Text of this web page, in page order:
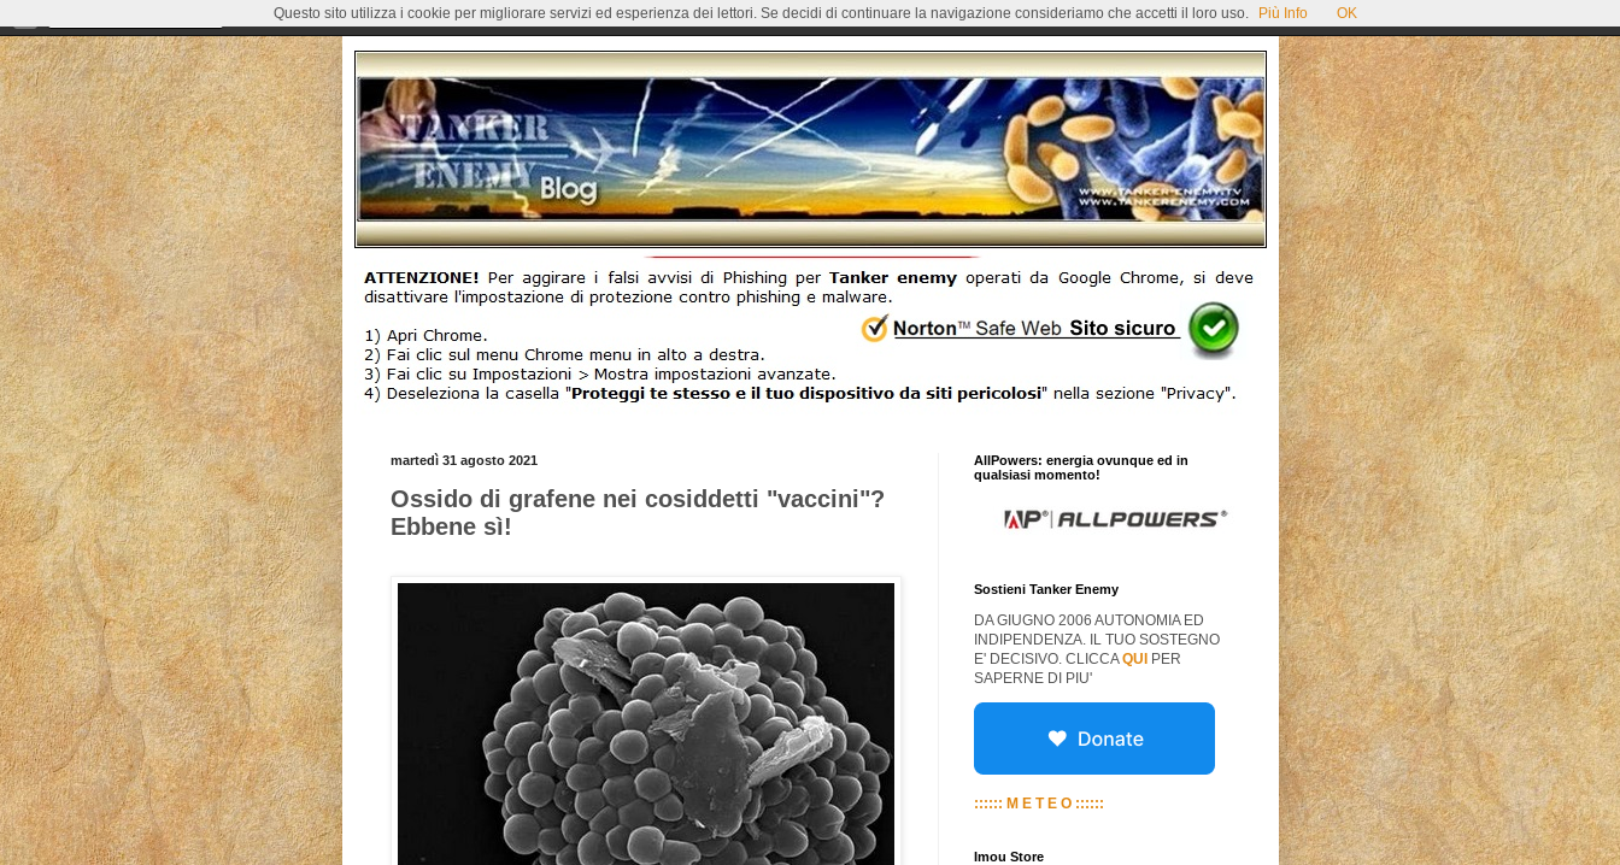
martedì 31 agosto 2021
Ossido di grafene nei cosiddetti "vaccini"?
Ebbene sì!
AllPowers: energia ovunque ed in
qualsiasi momento!
Sostieni Tanker Enemy
DA GIUGNO 2006 AUTONOMIA ED
INDIPENDENZA. IL TUO SOSTEGNO
E' DECISIVO. CLICCAQUI
PER
SAPERNE DI PIU'
:::::: M E T E O ::::::
Imou Store
Questo sito utilizza i cookie per migliorare servizi ed esperienza dei lettori. Se decidi di continuare la navigazione consideriamo che accetti il loro uso. Più Info OK